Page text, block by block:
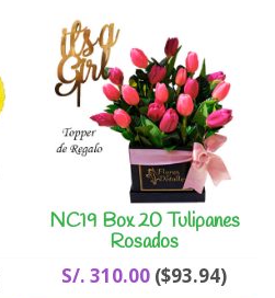
NC19 Box 20 Tulipanes
Rosados
S/. 310.00 ($93.94)